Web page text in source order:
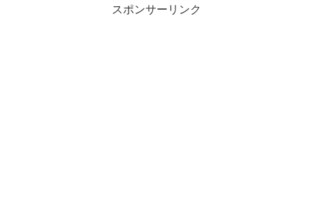
スポンサーリンク